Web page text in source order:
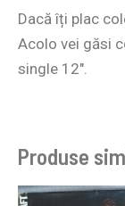
Dacă îți plac
Acolo vei găsi
single 12″.
Produse